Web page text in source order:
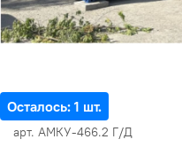
Осталось: 1 шт.
арт. АМКУ-466.2 Г/Д